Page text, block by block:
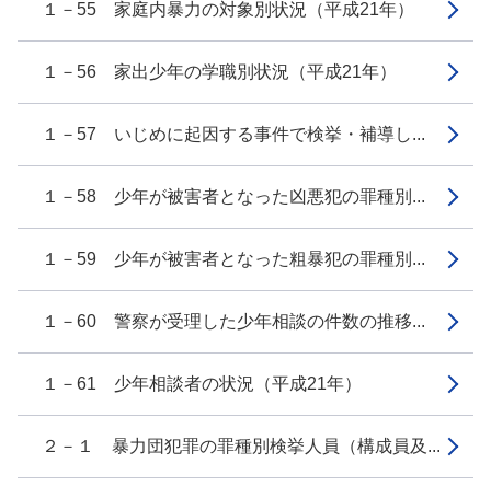
１－55 家庭内暴力の対象別状況（平成21年）
１－56 家出少年の学職別状況（平成21年）
１－57 いじめに起因する事件で検挙・補導し...
１－58 少年が被害者となった凶悪犯の罪種別...
１－59 少年が被害者となった粗暴犯の罪種別...
１－60 警察が受理した少年相談の件数の推移...
１－61 少年相談者の状況（平成21年）
２－１ 暴力団犯罪の罪種別検挙人員（構成員及...